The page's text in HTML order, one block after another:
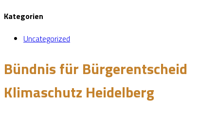
Kategorien
Uncategorized
Bündnis für Bürgerentscheid
Klimaschutz Heidelberg